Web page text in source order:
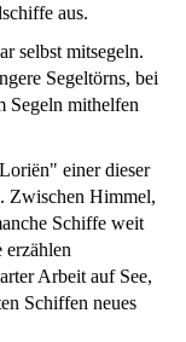
aus.
selbst mitsegeln.
Segeltörns, bei
Segeln mithelfen
einer dieser
Zwischen Himmel,
Schiffe weit
erzählen
Arbeit auf See,
Schiffen neues